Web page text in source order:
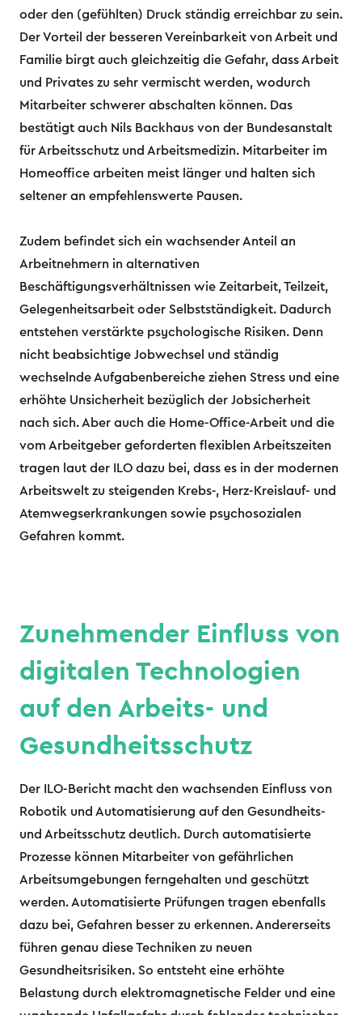
oder den (gefühlten) Druck ständig erreichbar zu sein.
Der Vorteil der besseren Vereinbarkeit von Arbeit und
Familie birgt auch gleichzeitig die Gefahr, dass Arbeit
und Privates zu sehr vermischt werden, wodurch
Mitarbeiter schwerer abschalten können. Das
bestätigt auch Nils Backhaus von der Bundesanstalt
für Arbeitsschutz und Arbeitsmedizin. Mitarbeiter im
Homeoffice arbeiten meist länger und halten sich
seltener an empfehlenswerte Pausen.
Zudem befindet sich ein wachsender Anteil an
Arbeitnehmern in alternativen
Beschäftigungsverhältnissen wie Zeitarbeit, Teilzeit,
Gelegenheitsarbeit oder Selbstständigkeit. Dadurch
entstehen verstärkte psychologische Risiken. Denn
nicht beabsichtige Jobwechsel und ständig
wechselnde Aufgabenbereiche ziehen Stress und eine
erhöhte Unsicherheit bezüglich der Jobsicherheit
nach sich. Aber auch die Home-Office-Arbeit und die
vom Arbeitgeber geforderten flexiblen Arbeitszeiten
tragen laut der ILO dazu bei, dass es in der modernen
Arbeitswelt zu steigenden Krebs-, Herz-Kreislauf- und
Atemwegserkrankungen sowie psychosozialen
Gefahren kommt.
Zunehmender Einfluss von
digitalen Technologien
auf den Arbeits- und
Gesundheitsschutz
Der ILO-Bericht macht den wachsenden Einfluss von
Robotik und Automatisierung auf den Gesundheits-
und Arbeitsschutz deutlich. Durch automatisierte
Prozesse können Mitarbeiter von gefährlichen
Arbeitsumgebungen ferngehalten und geschützt
werden. Automatisierte Prüfungen tragen ebenfalls
dazu bei, Gefahren besser zu erkennen. Andererseits
führen genau diese Techniken zu neuen
Gesundheitsrisiken. So entsteht eine erhöhte
Belastung durch elektromagnetische Felder und eine